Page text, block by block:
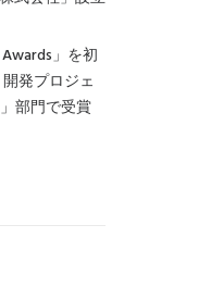
」を初
発プロジェ
部門で受賞